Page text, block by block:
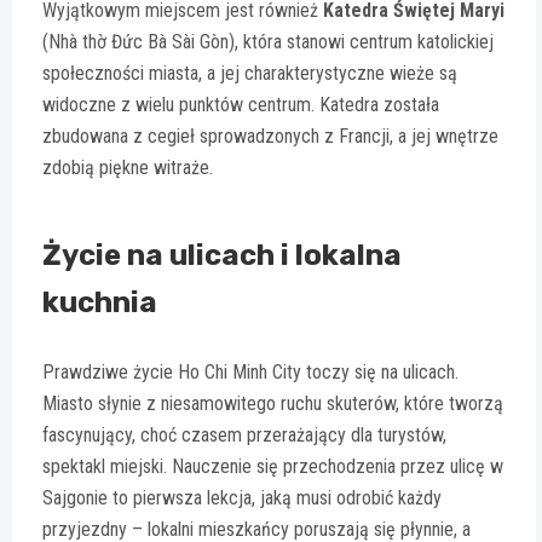
Wyjątkowym miejscem jest również Katedra Świętej Maryi
(Nhà thờ Đức Bà Sài Gòn), która stanowi centrum katolickiej
społeczności miasta, a jej charakterystyczne wieże są
widoczne z wielu punktów centrum. Katedra została
zbudowana z cegieł sprowadzonych z Francji, a jej wnętrze
zdobią piękne witraże.
Życie na ulicach i lokalna
kuchnia
Prawdziwe życie Ho Chi Minh City toczy się na ulicach.
Miasto słynie z niesamowitego ruchu skuterów, które tworzą
fascynujący, choć czasem przerażający dla turystów,
spektakl miejski. Nauczenie się przechodzenia przez ulicę w
Sajgonie to pierwsza lekcja, jaką musi odrobić każdy
przyjezdny – lokalni mieszkańcy poruszają się płynnie, a